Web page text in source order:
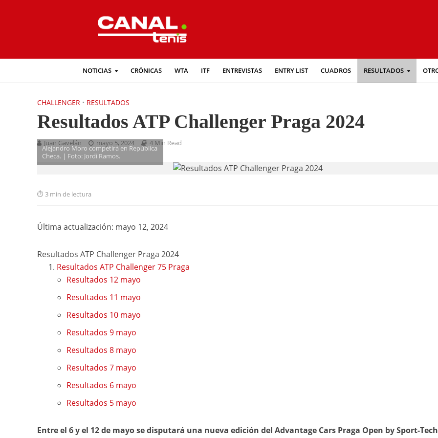
NOTICIAS CRÓNICAS WTA ITF ENTREVISTAS ENTRY LIST CUADROS RESULTADOS
CHALLENGER • RESULTADOS
Resultados ATP Challenger Praga 2024
Juan Gavelán mayo 5, 2024 4 Min Read
Alejandro Moro competirá en República
Checa. | Foto: Jordi Ramos.
3 min de lectura
Última actualización: mayo 12, 2024
Resultados ATP Challenger Praga 2024
Resultados ATP Challenger 75 Praga
Resultados 12 mayo
Resultados 11 mayo
Resultados 10 mayo
Resultados 9 mayo
Resultados 8 mayo
Resultados 7 mayo
Resultados 6 mayo
Resultados 5 mayo
Entre el 6 y el 12 de mayo se disputará una nueva edición del Advantage Cars Praga Open by Sport-